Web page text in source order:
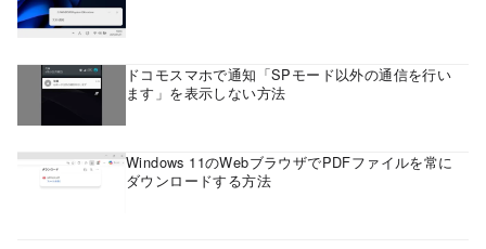
ドコモスマホで通知「SPモード以外の通信を行い
ます」を表示しない方法
Windows 11のWebブラウザでPDFファイルを常に
ダウンロードする方法